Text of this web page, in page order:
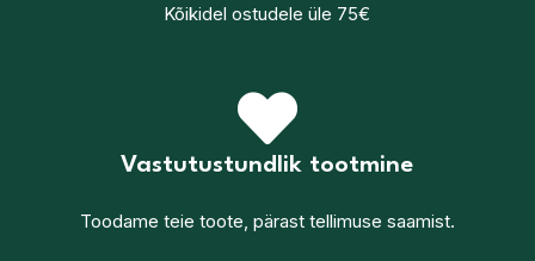
Kõikidel ostudele üle 75€
Vastutustundlik tootmine
Toodame teie toote, pärast tellimuse saamist.